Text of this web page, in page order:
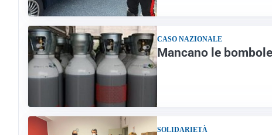
CASO NAZIONALE
Mancano le
SOLIDARIETÀ